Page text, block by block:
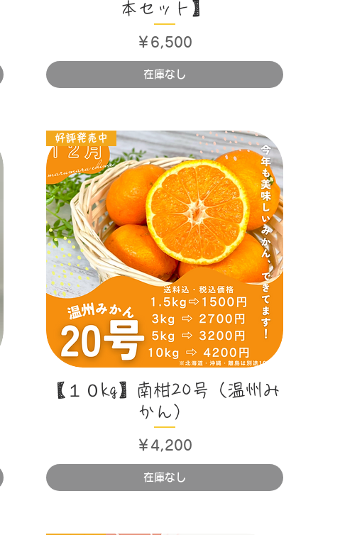
本セット】
価格
￥6,500
在庫なし
クイックビュー
好評発売中
【１０kg】南柑20号（温州み
かん）
価格
￥4,200
在庫なし